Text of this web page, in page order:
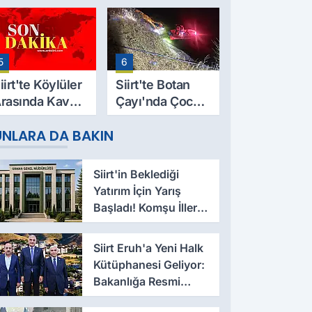
Yaşındaki
Yıldız
Hayatını
Evinde Ölü
Bulundu
Köylüler
Kavga:
Yaralı, Birinin
Ağır
6
Siirt'te Botan
Çayı'nda Çocuk
Cesedi Bulundu
DA BAKIN
Siirt'in Beklediği
Yatırım İçin Yarış
Başladı! Komşu İller
Devrede
Siirt Eruh'a Yeni Halk
Kütüphanesi Geliyor:
Bakanlığa Resmi
Talep İletildi